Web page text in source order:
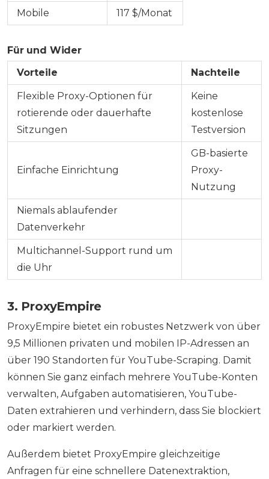
Mobile 117 $/Monat
Für und Wider
Vorteile
Nachteile
Flexible Proxy-Optionen für
rotierende oder dauerhafte
Sitzungen
Keine
kostenlose
Testversion
Einfache Einrichtung
GB-basierte
Proxy-
Nutzung
Niemals ablaufender
Datenverkehr
Multichannel-Support rund um
die Uhr
3. ProxyEmpire
ProxyEmpire bietet ein robustes Netzwerk von über
9,5 Millionen privaten und mobilen IP-Adressen an
über 190 Standorten für YouTube-Scraping. Damit
können Sie ganz einfach mehrere YouTube-Konten
verwalten, Aufgaben automatisieren, YouTube-
Daten extrahieren und verhindern, dass Sie blockiert
oder markiert werden.
Außerdem bietet ProxyEmpire gleichzeitige
Anfragen für eine schnellere Datenextraktion,